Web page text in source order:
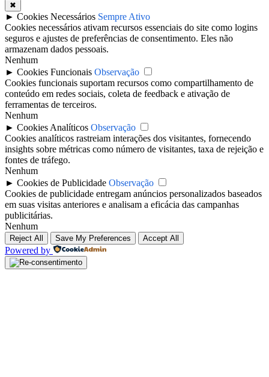
✖
► Cookies Necessários Sempre Ativo
Cookies necessários ativam recursos essenciais do site como logins
seguros e ajustes de preferências de consentimento. Eles não
armazenam dados pessoais.
Nenhum
► Cookies Funcionais Observação
Cookies funcionais suportam recursos como compartilhamento de
conteúdo em redes sociais, coleta de feedback e ativação de
ferramentas de terceiros.
Nenhum
► Cookies Analíticos Observação
Cookies analíticos rastreiam interações dos visitantes, fornecendo
insights sobre métricas como número de visitantes, taxa de rejeição e
fontes de tráfego.
Nenhum
► Cookies de Publicidade Observação
Cookies de publicidade entregam anúncios personalizados baseados
em suas visitas anteriores e analisam a eficácia das campanhas
publicitárias.
Nenhum
Reject All Save My Preferences Accept All
Powered by